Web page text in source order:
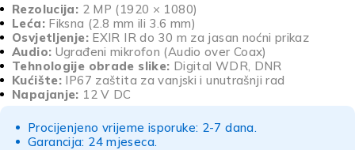
Rezolucija: 2 MP (1920 × 1080)
Leća:Fiksna (2.8 mm ili 3.6 mm)
Osvjetljenje:EXIR IR do 30 m za jasan noćni prikaz
Audio: Ugrađeni mikrofon (Audio over Coax)
Tehnologije obrade slike: Digital WDR, DNR
Kućište: IP67 zaštita za vanjski i unutrašnji rad
Napajanje: 12 V DC
Procijenjeno vrijeme isporuke: 2-7 dana.
Garancija: 24 mjeseca.